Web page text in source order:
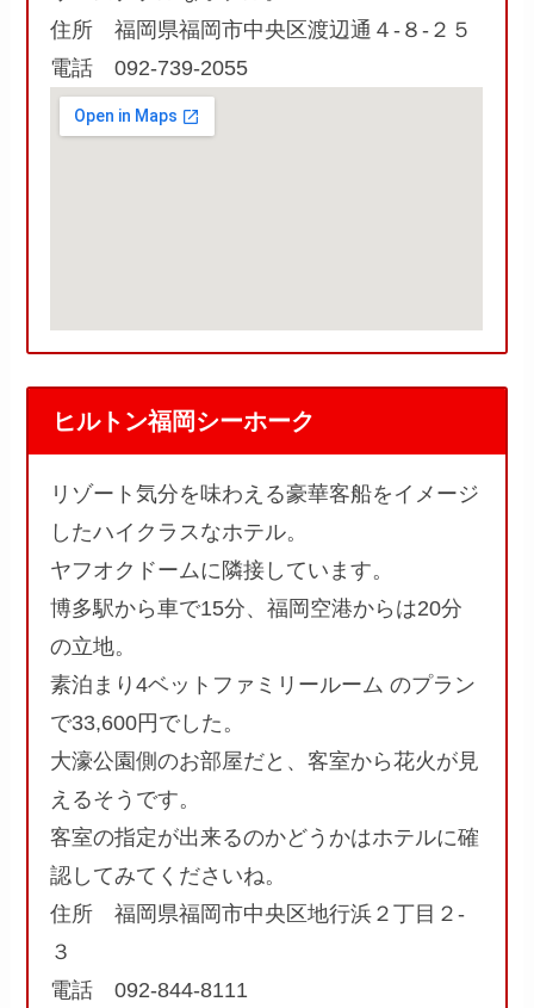
住所 福岡県福岡市中央区渡辺通４-８-２５
電話 092-739-2055
ヒルトン福岡シーホーク
リゾート気分を味わえる豪華客船をイメージ
したハイクラスなホテル。
ヤフオクドームに隣接しています。
博多駅から車で15分、福岡空港からは20分
の立地。
素泊まり4ベットファミリールーム のプラン
で33,600円でした。
大濠公園側のお部屋だと、客室から花火が見
えるそうです。
客室の指定が出来るのかどうかはホテルに確
認してみてくださいね。
住所 福岡県福岡市中央区地行浜２丁目２-
３
電話 092-844-8111